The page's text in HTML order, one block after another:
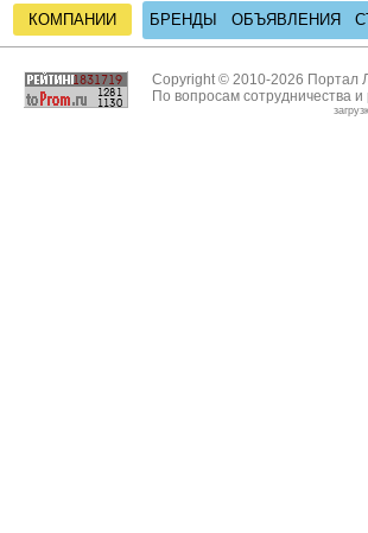
КОМПАНИИ БРЕНДЫ ОБЪЯВЛЕНИЯ
Copyright © 2010-2026 Портал
По вопросам сотрудничества